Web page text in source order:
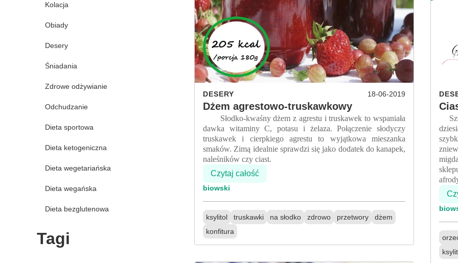
Kolacja
Obiady
Desery
Śniadania
Zdrowe odżywianie
Odchudzanie
Dieta sportowa
Dieta ketogeniczna
Dieta wegetariańska
Dieta wegańska
Dieta bezglutenowa
Tagi
DESERY 18-06-2019
Dżem agrestowo-truskawkowy
Słodko-kwaśny dżem z agrestu i truskawek to wspaniała
dawka witaminy C, potasu i żelaza. Połączenie słodyczy
truskawek i cierpkiego agrestu to wyjątkowa mieszanka
smaków. Zimą idealnie sprawdzi się jako dodatek do kanapek,
naleśników czy ciast.
Czytaj całość
biowski
ksylitol truskawki na słodko zdrowo przetwory
dżem
konfitura